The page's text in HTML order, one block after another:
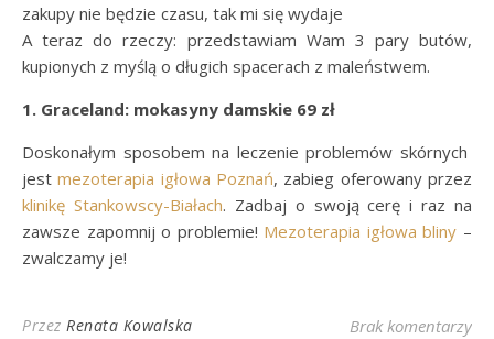
zakupy nie będzie czasu, tak mi się wydaje
A teraz do rzeczy: przedstawiam Wam 3 pary butów,
kupionych z myślą o długich spacerach z maleństwem.
1. Graceland: mokasyny damskie 69 zł
Doskonałym sposobem na leczenie problemów skórnych
jestmezoterapia igłowa Poznań, zabieg oferowany przez
klinikę Stankowscy-Białach. Zadbaj o swoją cerę i raz na
zawsze zapomnij o problemie! Mezoterapia igłowa bliny –
zwalczamy je!
Przez Renata Kowalska Brak komentarzy